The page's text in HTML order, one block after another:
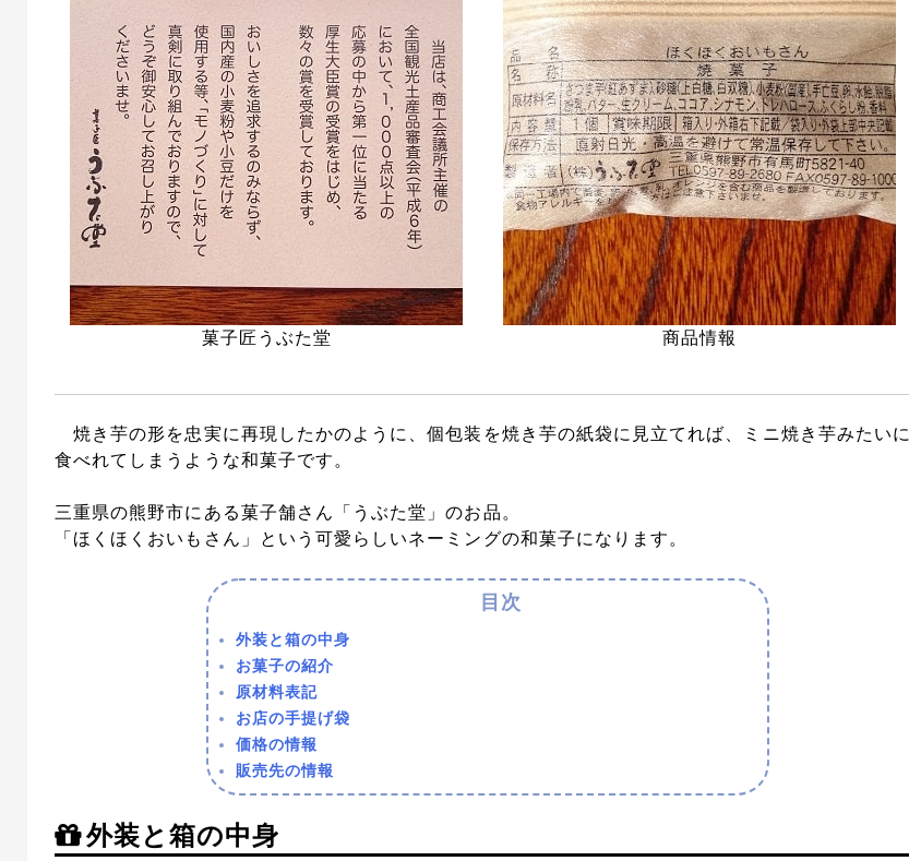
菓子匠うぶた堂 商品情報
焼き芋の形を忠実に再現したかのように、個包装を焼き芋の紙袋に見立てれば、ミニ焼き芋みたいに
食べれてしまうような和菓子です。
三重県の熊野市にある菓子舗さん「うぶた堂」のお品。
「ほくほくおいもさん」という可愛らしいネーミングの和菓子になります。
外装と箱の中身
お菓子の紹介
原材料表記
お店の手提げ袋
価格の情報
販売先の情報
外装と箱の中身